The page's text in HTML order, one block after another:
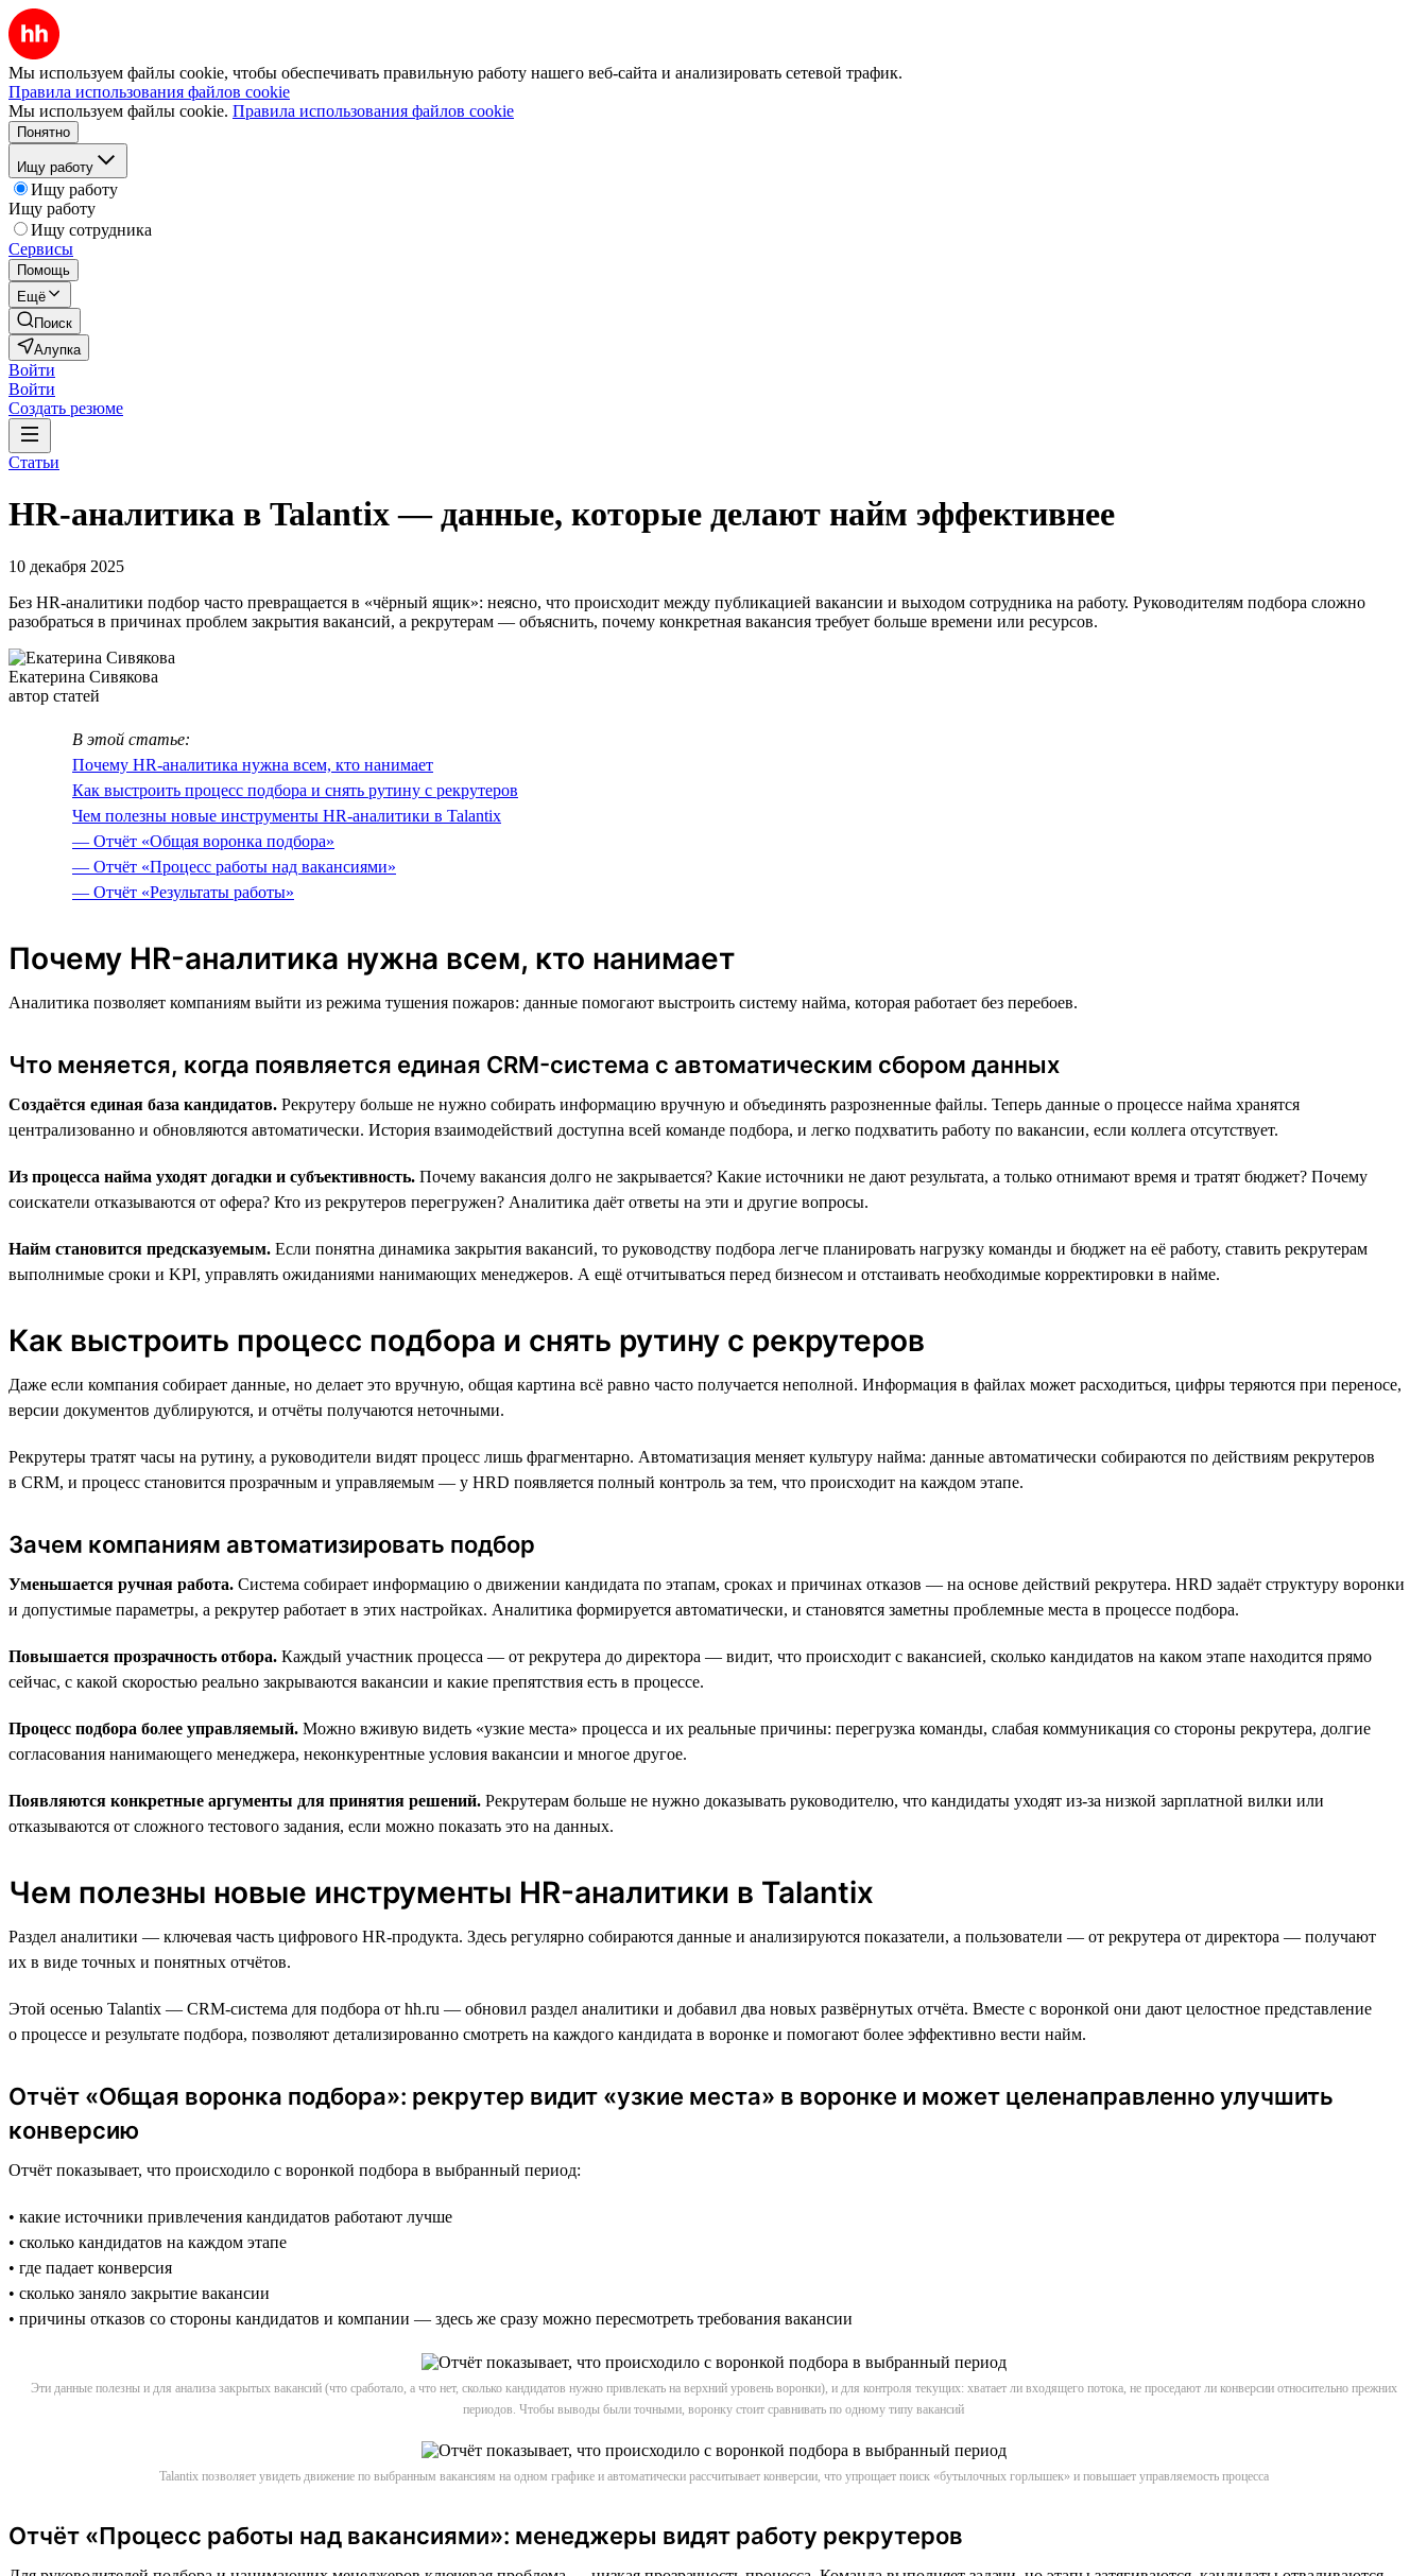
Мы используем файлы cookie, чтобы обеспечивать правильную работу нашего веб-сайта и анализировать сетевой трафик.
Правила использования файлов cookie
Мы используем файлы cookie. Правила использования файлов cookie
Понятно
Ищу работу
Ищу работу
Ищу работу
Ищу сотрудника
Сервисы
Помощь
Ещё
Поиск
Алупка
Войти
Войти
Создать резюме
Статьи
HR-аналитика в Talantix — данные, которые делают найм эффективнее
10 декабря 2025
Без HR-аналитики подбор часто превращается в «чёрный ящик»: неясно, что происходит между публикацией вакансии и выходом сотрудника на работу. Руководителям подбора сложно
разобраться в причинах проблем закрытия вакансий, а рекрутерам — объяснить, почему конкретная вакансия требует больше времени или ресурсов.
Екатерина Сивякова
автор статей
В этой статье:
Почему HR-аналитика нужна всем, кто нанимает
Как выстроить процесс подбора и снять рутину с рекрутеров
Чем полезны новые инструменты HR-аналитики в Talantix
— Отчёт «Общая воронка подбора»
— Отчёт «Процесс работы над вакансиями»
— Отчёт «Результаты работы»
Почему HR-аналитика нужна всем, кто нанимает
Аналитика позволяет компаниям выйти из режима тушения пожаров: данные помогают выстроить систему найма, которая работает без перебоев.
Что меняется, когда появляется единая CRM-система с автоматическим сбором данных
Создаётся единая база кандидатов. Рекрутеру больше не нужно собирать информацию вручную и объединять разрозненные файлы. Теперь данные о процессе найма хранятся
централизованно и обновляются автоматически. История взаимодействий доступна всей команде подбора, и легко подхватить работу по вакансии, если коллега отсутствует.
Из процесса найма уходят догадки и субъективность. Почему вакансия долго не закрывается? Какие источники не дают результата, а только отнимают время и тратят бюджет? Почему
соискатели отказываются от офера? Кто из рекрутеров перегружен? Аналитика даёт ответы на эти и другие вопросы.
Найм становится предсказуемым. Если понятна динамика закрытия вакансий, то руководству подбора легче планировать нагрузку команды и бюджет на её работу, ставить рекрутерам
выполнимые сроки и KPI, управлять ожиданиями нанимающих менеджеров. А ещё отчитываться перед бизнесом и отстаивать необходимые корректировки в найме.
Как выстроить процесс подбора и снять рутину с рекрутеров
Даже если компания собирает данные, но делает это вручную, общая картина всё равно часто получается неполной. Информация в файлах может расходиться, цифры теряются при переносе,
версии документов дублируются, и отчёты получаются неточными.
Рекрутеры тратят часы на рутину, а руководители видят процесс лишь фрагментарно. Автоматизация меняет культуру найма: данные автоматически собираются по действиям рекрутеров
в CRM, и процесс становится прозрачным и управляемым — у HRD появляется полный контроль за тем, что происходит на каждом этапе.
Зачем компаниям автоматизировать подбор
Уменьшается ручная работа. Система собирает информацию о движении кандидата по этапам, сроках и причинах отказов — на основе действий рекрутера. HRD задаёт структуру воронки
и допустимые параметры, а рекрутер работает в этих настройках. Аналитика формируется автоматически, и становятся заметны проблемные места в процессе подбора.
Повышается прозрачность отбора. Каждый участник процесса — от рекрутера до директора — видит, что происходит с вакансией, сколько кандидатов на каком этапе находится прямо
сейчас, с какой скоростью реально закрываются вакансии и какие препятствия есть в процессе.
Процесс подбора более управляемый. Можно вживую видеть «узкие места» процесса и их реальные причины: перегрузка команды, слабая коммуникация со стороны рекрутера, долгие
согласования нанимающего менеджера, неконкурентные условия вакансии и многое другое.
Появляются конкретные аргументы для принятия решений. Рекрутерам больше не нужно доказывать руководителю, что кандидаты уходят из-за низкой зарплатной вилки или
отказываются от сложного тестового задания, если можно показать это на данных.
Чем полезны новые инструменты HR-аналитики в Talantix
Раздел аналитики — ключевая часть цифрового HR-продукта. Здесь регулярно собираются данные и анализируются показатели, а пользователи — от рекрутера от директора — получают
их в виде точных и понятных отчётов.
Этой осенью Talantix — CRM-система для подбора от hh.ru — обновил раздел аналитики и добавил два новых развёрнутых отчёта. Вместе c воронкой они дают целостное представление
о процессе и результате подбора, позволяют детализированно смотреть на каждого кандидата в воронке и помогают более эффективно вести найм.
Отчёт «Общая воронка подбора»: рекрутер видит «узкие места» в воронке и может целенаправленно улучшить
конверсию
Отчёт показывает, что происходило с воронкой подбора в выбранный период:
• какие источники привлечения кандидатов работают лучше
• сколько кандидатов на каждом этапе
• где падает конверсия
• сколько заняло закрытие вакансии
• причины отказов со стороны кандидатов и компании — здесь же сразу можно пересмотреть требования вакансии
Эти данные полезны и для анализа закрытых вакансий (что сработало, а что нет, сколько кандидатов нужно привлекать на верхний уровень воронки), и для контроля текущих: хватает ли входящего потока, не проседают ли конверсии относительно прежних
периодов. Чтобы выводы были точными, воронку стоит сравнивать по одному типу вакансий
Talantix позволяет увидеть движение по выбранным вакансиям на одном графике и автоматически рассчитывает конверсии, что упрощает поиск «бутылочных горлышек» и повышает управляемость процесса
Отчёт «Процесс работы над вакансиями»: менеджеры видят работу рекрутеров